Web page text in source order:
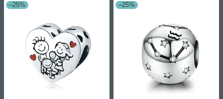
–25% –25%